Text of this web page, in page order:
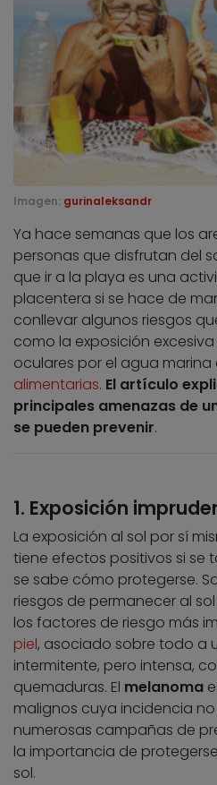
Imagen: gurinaleksandr
Ya hace semanas que los
personas que disfrutan del
que ir a la playa es una
placentera si se hace de
conllevar algunos riesgos
como la exposición
oculares por el agua marina
alimentarias. El artículo
principales amenazas de
se pueden prevenir.
1. Exposición
La exposición al sol por sí
tiene efectos positivos si se
se sabe cómo protegerse.
riesgos de permanecer al
los factores de riesgo más
piel, asociado sobre todo a
intermitente, pero intensa,
quemaduras. El melanoma
malignos cuya incidencia
numerosas campañas de
la importancia de
sol.